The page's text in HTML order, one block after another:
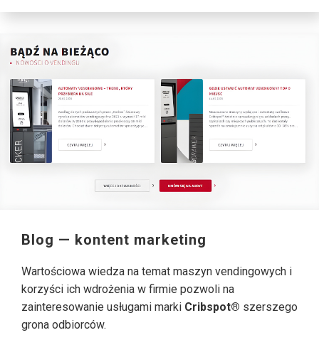
Blog — kontent marketing
Wartościowa wiedza na temat maszyn vendingowych i
korzyści ich wdrożenia w firmie pozwoli na
zainteresowanie usługami marki Cribspot® szerszego
grona odbiorców.